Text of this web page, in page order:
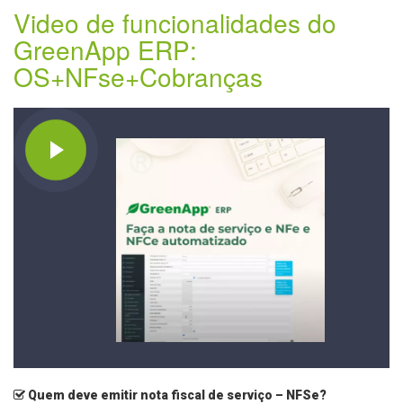
Video de funcionalidades do
GreenApp ERP:
OS+NFse+Cobranças
Quem deve emitir nota fiscal de serviço – NFSe?